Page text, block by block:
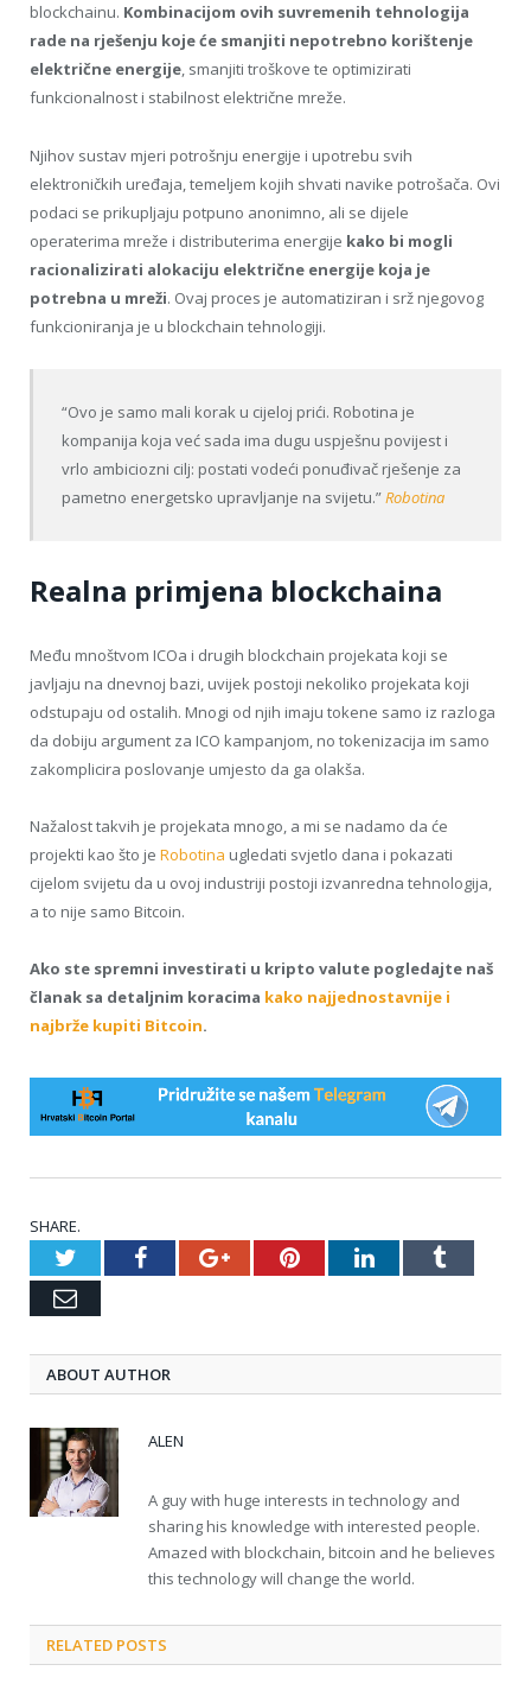
blockchainu. Kombinacijom ovih suvremenih tehnologija
rade na rješenju koje će smanjiti nepotrebno korištenje
električne energije, smanjiti troškove te optimizirati
funkcionalnost i stabilnost električne mreže.
Njihov sustav mjeri potrošnju energije i upotrebu svih
elektroničkih uređaja, temeljem kojih shvati navike potrošača. Ovi
podaci se prikupljaju potpuno anonimno, ali se dijele
operaterima mreže i distributerima energije kako bi mogli
racionalizirati alokaciju električne energije koja je
potrebna u mreži. Ovaj proces je automatiziran i srž njegovog
funkcioniranja je u blockchain tehnologiji.
“Ovo je samo mali korak u cijeloj prići. Robotina je
kompanija koja već sada ima dugu uspješnu povijest i
vrlo ambiciozni cilj: postati vodeći ponuđivač rješenje za
pametno energetsko upravljanje na svijetu.”Robotina
Realna primjena blockchaina
Među mnoštvom ICOa i drugih blockchain projekata koji se
javljaju na dnevnoj bazi, uvijek postoji nekoliko projekata koji
odstupaju od ostalih. Mnogi od njih imaju tokene samo iz razloga
da dobiju argument za ICO kampanjom, no tokenizacija im samo
zakomplicira poslovanje umjesto da ga olakša.
Nažalost takvih je projekata mnogo, a mi se nadamo da će
projekti kao što je Robotina ugledati svjetlo dana i pokazati
cijelom svijetu da u ovoj industriji postoji izvanredna tehnologija,
a to nije samo Bitcoin.
Ako ste spremni investirati u kripto valute pogledajte naš
članak sa detaljnim koracima kako najjednostavnije i
najbrže kupiti Bitcoin.
SHARE.
TwitterFacebookGoogle+PinterestLinkedInTumblr
Email
ABOUT AUTHOR
ALEN
A guy with huge interests in technology and
sharing his knowledge with interested people.
Amazed with blockchain, bitcoin and he believes
this technology will change the world.
RELATED POSTS